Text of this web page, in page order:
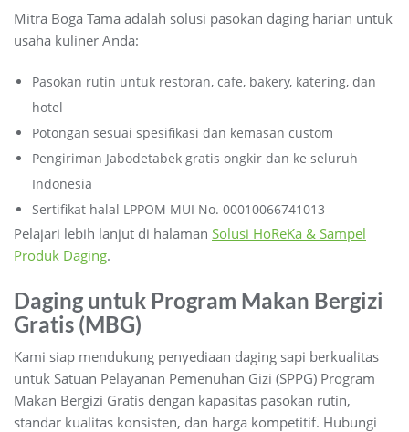
Mitra Boga Tama adalah solusi pasokan daging harian untuk
usaha kuliner Anda:
Pasokan rutin untuk restoran, cafe, bakery, katering, dan
hotel
Potongan sesuai spesifikasi dan kemasan custom
Pengiriman Jabodetabek gratis ongkir dan ke seluruh
Indonesia
Sertifikat halal LPPOM MUI No. 00010066741013
Pelajari lebih lanjut di halaman Solusi HoReKa & Sampel
Produk Daging.
Daging untuk Program Makan Bergizi
Gratis (MBG)
Kami siap mendukung penyediaan daging sapi berkualitas
untuk Satuan Pelayanan Pemenuhan Gizi (SPPG) Program
Makan Bergizi Gratis dengan kapasitas pasokan rutin,
standar kualitas konsisten, dan harga kompetitif. Hubungi